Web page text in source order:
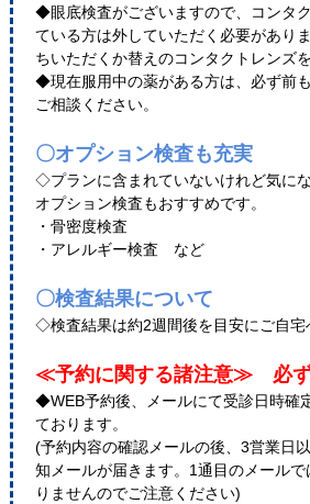
◆眼底検査がございますので、コンタ
ている方は外していただく必要があり
ちいただくか替えのコンタクトレンズ
◆現在服用中の薬がある方は、必ず前
ご相談ください。
〇オプション検査も充実
◇プランに含まれていないけれど気に
オプション検査もおすすめです。
・骨密度検査
・アレルギー検査 など
〇検査結果について
◇検査結果は約2週間後を目安にご自宅
≪予約に関する諸注意≫ 必ず
◆WEB予約後、メールにて受診日時確
ております。
(予約内容の確認メールの後、3営業日
知メールが届きます。1通目のメール
りませんのでご注意ください)